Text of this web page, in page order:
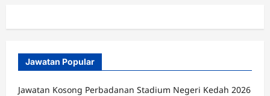
Jawatan Popular
Jawatan Kosong Perbadanan Stadium Negeri Kedah 2026